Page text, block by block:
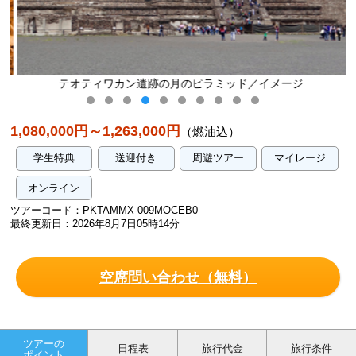
テオティワカン遺跡の月のピラミッド／イメージ
1,080,000円～1,263,000円 （燃油込）
学生特典 送迎付き 周遊ツアー マイレージ
オンライン
ツアーコード：PKTAMMX-009MOCEB0
最終更新日：2026年8月7日05時14分
空席問い合わせ（無料）
ツアーの
日程表 旅行代金 旅行条件